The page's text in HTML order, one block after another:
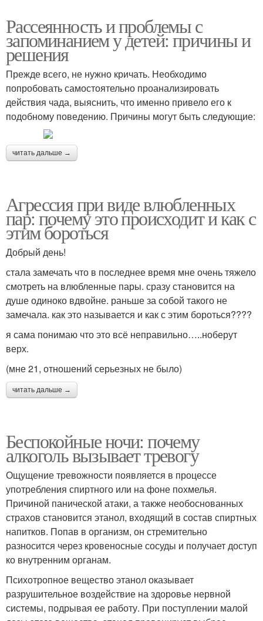
Рассеянность и проблемы с
запоминанием у детей: причины и
решения
Прежде всего, не нужно кричать. Необходимо
попробовать самостоятельно проанализировать
действия чада, выяснить, что именно привело его к
подобному поведению. Причины могут быть следующие:
читать дальше →
Агрессия при виде влюбленных
пар: почему это происходит и как с
этим бороться
Добрый день!
стала замечать что в последнее время мне очень тяжело
смотреть на влюбленные пары. сразу становится на
душе одиноко вдвойне. раньше за собой такого не
замечала. как это называется и как с этим бороться????
я сама понимаю что это всё неправильно…..ноберут
верх.
(мне 21, отношений серьезных не было)
читать дальше →
Беспокойные ночи: почему
алкоголь вызывает тревогу
Ощущение тревожности появляется в процессе
употребления спиртного или на фоне похмелья.
Причиной панической атаки, а также необоснованных
страхов становится этанол, входящий в состав спиртных
напитков. Попав в организм, он стремительно
разносится через кровеносные сосуды и получает доступ
ко внутренним органам.
Психотропное вещество этанол оказывает
разрушительное воздействие на здоровье нервной
системы, подрывая ее работу. При поступлении малой